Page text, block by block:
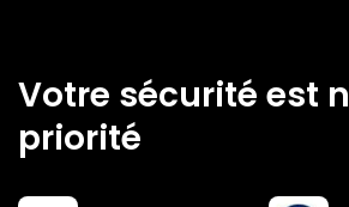
Votre sécurité est
priorité